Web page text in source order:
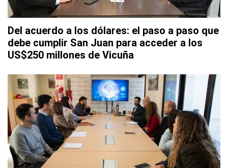
Del acuerdo a los dólares: el paso a paso que
debe cumplir San Juan para acceder a los
US$250 millones de Vicuña